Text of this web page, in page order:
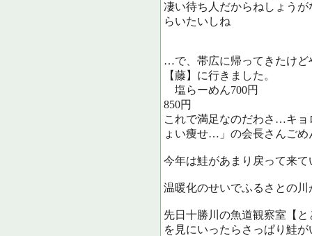
凄い待ち人だからねしょう
らいたいしね
…で、帯広に帰ってきたけど
【藤】に行きました。
塩らーめん
850円
これで満足なのだわさ…キョ
ょい痩せ…」の会長さんご
今年は鮭があまり戻って来て
温暖化のせいでふるさとの
先日十勝川の魚道観察室【
を見にいったらさっぱり鮭